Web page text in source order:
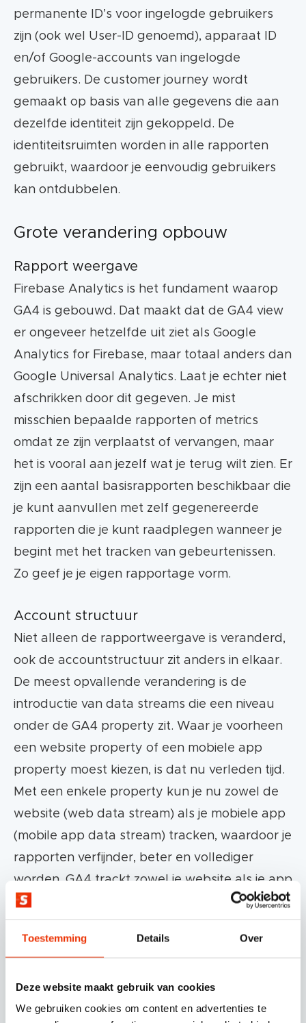
Toestemming Details Over
Deze website maakt gebruik van cookies
We gebruiken cookies om content en advertenties te
permanente ID’s voor ingelogde gebruikers
zijn (ook wel User-ID genoemd), apparaat ID
en/of Google-accounts van ingelogde
gebruikers. De customer journey wordt
gemaakt op basis van alle gegevens die aan
dezelfde identiteit zijn gekoppeld. De
identiteitsruimten worden in alle rapporten
gebruikt, waardoor je eenvoudig gebruikers
kan ontdubbelen.
Grote verandering opbouw
Rapport weergave
Firebase Analytics is het fundament waarop
GA4 is gebouwd. Dat maakt dat de GA4 view
er ongeveer hetzelfde uit ziet als Google
Analytics for Firebase, maar totaal anders dan
Google Universal Analytics. Laat je echter niet
afschrikken door dit gegeven. Je mist
misschien bepaalde rapporten of metrics
omdat ze zijn verplaatst of vervangen, maar
het is vooral aan jezelf wat je terug wilt zien. Er
zijn een aantal basisrapporten beschikbaar die
je kunt aanvullen met zelf gegenereerde
rapporten die je kunt raadplegen wanneer je
begint met het tracken van gebeurtenissen.
Zo geef je je eigen rapportage vorm.
Account structuur
Niet alleen de rapportweergave is veranderd,
ook de accountstructuur zit anders in elkaar.
De meest opvallende verandering is de
introductie van data streams die een niveau
onder de GA4 property zit. Waar je voorheen
een website property of een mobiele app
property moest kiezen, is dat nu verleden tijd.
Met een enkele property kun je nu zowel de
website (web data stream) als je mobiele app
(mobile app data stream) tracken, waardoor je
rapporten verfijnder, beter en vollediger
worden. GA4 trackt zowel je website als je app
mits je die beide hebt. Heb je alleen een
datastream. Met data stream wordt een data
source zijn er twee typen data streams: